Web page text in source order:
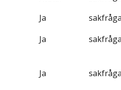
Ja
Ja
Ja